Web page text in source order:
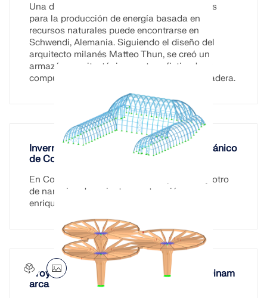
Una de las centrales térmicas más modernas
para la producción de energía basada en
recursos naturales puede encontrarse en
Schwendi, Alemania. Siguiendo el diseño del
arquitecto milanés Matteo Thun, se creó un
armazón arquitectónicamente sofisticado
compuesto de hormigón armado, acero y madera.
Invernadero de exposición del Jardín Botánico
de Colonia, Alemania
En Colonia, un invernadero de exposición y otro
de naranjos de reciente construcción
enriquecerán el jardín botánico Flora.
Proyecto de pabellón "Into the Woods", Dinam
arca